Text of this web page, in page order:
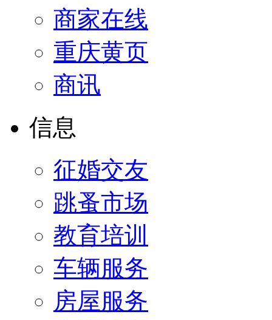
商家在线
重庆黄页
商讯
信息
征婚交友
跳蚤市场
教育培训
车辆服务
房屋服务